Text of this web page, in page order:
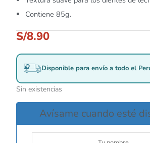
Contiene 85g.
S/8.90
Disponible para envío a todo el
Sin existencias
Avísame cuando esté